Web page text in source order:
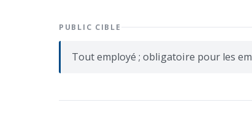
PUBLIC CIBLE
Tout employé ; obligatoire pour les